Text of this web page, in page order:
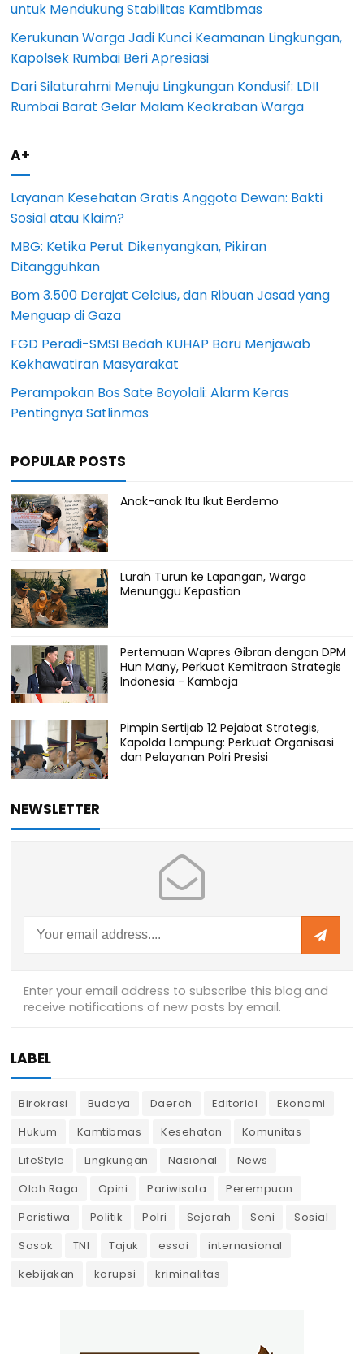
untuk Mendukung Stabilitas Kamtibmas
Kerukunan Warga Jadi Kunci Keamanan Lingkungan,
Kapolsek Rumbai Beri Apresiasi
Dari Silaturahmi Menuju Lingkungan Kondusif: LDII
Rumbai Barat Gelar Malam Keakraban Warga
A+
Layanan Kesehatan Gratis Anggota Dewan: Bakti
Sosial atau Klaim?
MBG: Ketika Perut Dikenyangkan, Pikiran
Ditangguhkan
Bom 3.500 Derajat Celcius, dan Ribuan Jasad yang
Menguap di Gaza
FGD Peradi-SMSI Bedah KUHAP Baru Menjawab
Kekhawatiran Masyarakat
Perampokan Bos Sate Boyolali: Alarm Keras
Pentingnya Satlinmas
POPULAR POSTS
Anak-anak Itu Ikut Berdemo
Lurah Turun ke Lapangan, Warga
Menunggu Kepastian
Pertemuan Wapres Gibran dengan DPM
Hun Many, Perkuat Kemitraan Strategis
Indonesia - Kamboja
Pimpin Sertijab 12 Pejabat Strategis,
Kapolda Lampung: Perkuat Organisasi
dan Pelayanan Polri Presisi
NEWSLETTER
LABEL
Birokrasi Budaya Daerah Editorial
Ekonomi
Hukum
Kamtibmas Kesehatan
Komunitas
LifeStyle
Lingkungan Nasional
News
Olah Raga
Opini Pariwisata
Perempuan
Peristiwa
Politik Polri Sejarah Seni
Sosial
Sosok
TNI Tajuk essai
internasional
kebijakan
korupsi kriminalitas